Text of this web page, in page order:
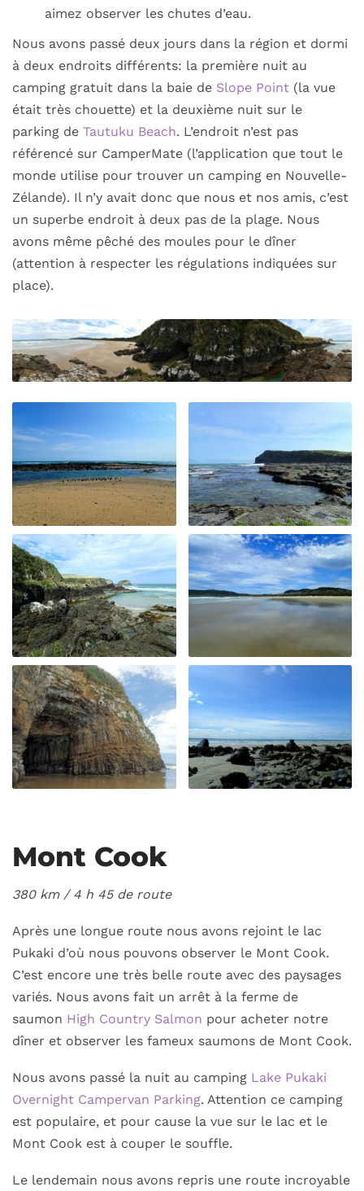
aimez observer les chutes d’eau.
Nous avons passé deux jours dans la région et dormi
à deux endroits différents: la première nuit au
camping gratuit dans la baie de Slope Point (la vue
était très chouette) et la deuxième nuit sur le
parking de Tautuku Beach. L’endroit n’est pas
référencé sur CamperMate (l’application que tout le
monde utilise pour trouver un camping en Nouvelle-
Zélande). Il n’y avait donc que nous et nos amis, c’est
un superbe endroit à deux pas de la plage. Nous
avons même pêché des moules pour le dîner
(attention à respecter les régulations indiquées sur
place).
Mont Cook
380 km / 4 h 45 de route
Après une longue route nous avons rejoint le lac
Pukaki d’où nous pouvons observer le Mont Cook.
C’est encore une très belle route avec des paysages
variés. Nous avons fait un arrêt à la ferme de
saumon High Country Salmon pour acheter notre
dîner et observer les fameux saumons de Mont Cook.
Nous avons passé la nuit au camping Lake Pukaki
Overnight Campervan Parking. Attention ce camping
est populaire, et pour cause la vue sur le lac et le
Mont Cook est à couper le souffle.
Le lendemain nous avons repris une route incroyable